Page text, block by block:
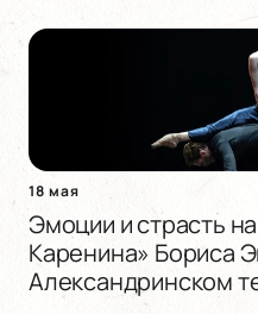
18 мая
Эмоции и страсть
Каренина» Бориса
Александринском